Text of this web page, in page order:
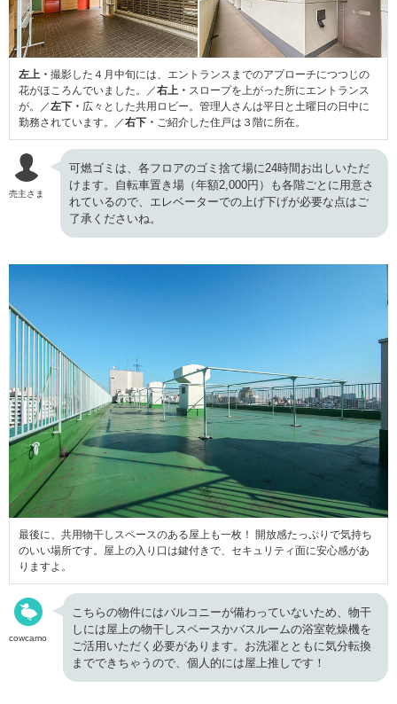
左上・ 撮影した４月中旬には、エントランスまでのアプローチにつつじの
花がほころんでいました。／右上・ スロープを上がった所にエントランス
が。／左下・ 広々とした共用ロビー。管理人さんは平日と土曜日の日中に
勤務されています。／右下・ ご紹介した住戸は３階に所在。
売主さま
可燃ゴミは、各フロアのゴミ捨て場に24時間お出しいただ
けます。自転車置き場（年額2,000円）も各階ごとに用意さ
れているので、エレベーターでの上げ下げが必要な点はご
了承くださいね。
最後に、共用物干しスペースのある屋上も一枚！ 開放感たっぷりで気持ち
のいい場所です。屋上の入り口は鍵付きで、セキュリティ面に安心感があ
りますよ。
cowcamo
こちらの物件にはバルコニーが備わっていないため、物干
しには屋上の物干しスペースかバスルームの浴室乾燥機を
ご活用いただく必要があります。お洗濯とともに気分転換
までできちゃうので、個人的には屋上推しです！